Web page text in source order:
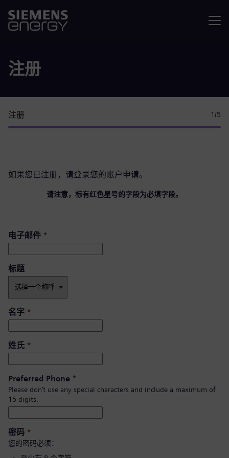
注册
注册 1 /5
如果您已注册，请登录您的账户 申请。
请注意，标有红色星号的字段为必填字段。
电子邮件 *
标题
名字 *
姓氏 *
Preferred Phone *
Please don’t use any special characters and include a maximum of
15 digits.
密码 *
您的密码必须：